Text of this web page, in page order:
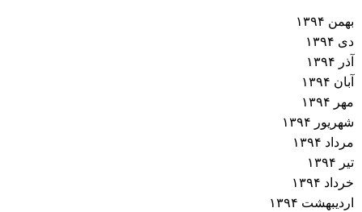
بهمن ۱۳۹۴
دی ۱۳۹۴
آذر ۱۳۹۴
آبان ۱۳۹۴
مهر ۱۳۹۴
شهریور ۱۳۹۴
مرداد ۱۳۹۴
تیر ۱۳۹۴
خرداد ۱۳۹۴
اردیبهشت ۱۳۹۴